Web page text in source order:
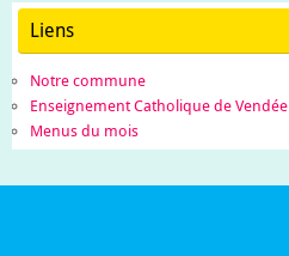
Liens
Notre commune
Enseignement Catholique de Vendée
Menus du mois